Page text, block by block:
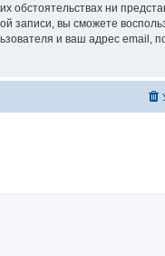
обстоятельствах ни
записи, вы сможете
и ваш адрес email,